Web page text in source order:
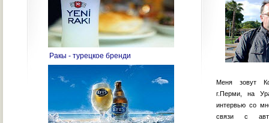
Ракы - турецкое бренди
Меня зовут
г.Перми, на
интервью со
связи с